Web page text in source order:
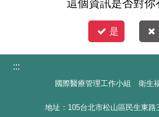
這個資訊是否對你
是
:::
國際醫療管理工作小組 衛生
地址：105台北市松山區民生東路